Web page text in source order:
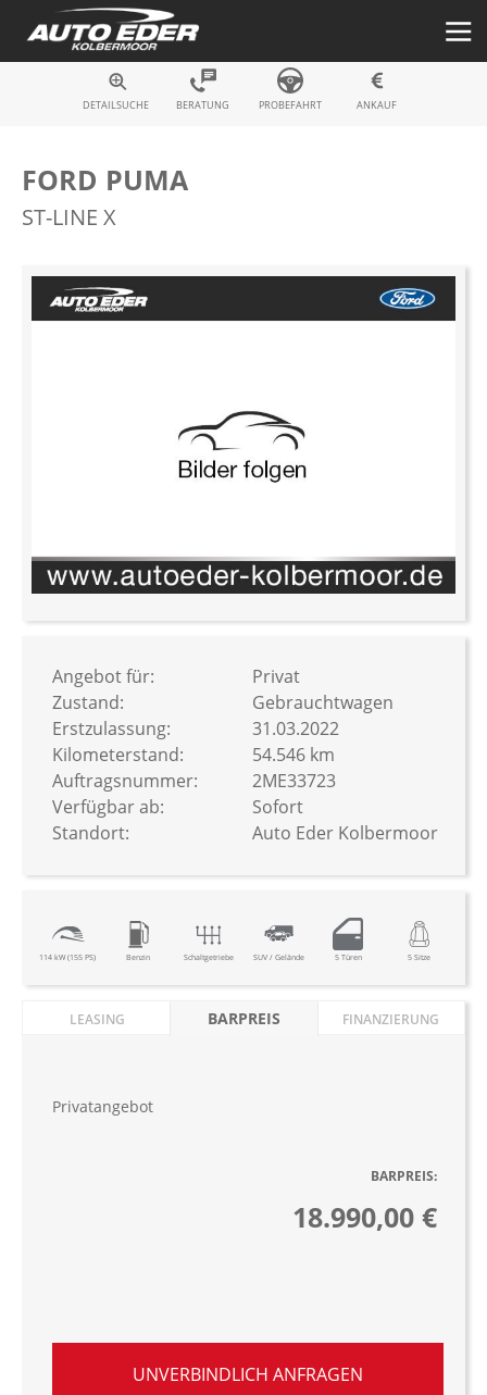
Fahrzeugsuche
DETAILSUCHE BERATUNG PROBEFAHRT ANKAUF
FORD PUMA
ST-LINE X
Ende
der
Anfang
Bildergalerie
springen
114 kW (155 PS) Benzin Schaltgetriebe SUV / Gelände 5 Türen 5 Sitze
Angebot für:
Privat
Zustand:
Gebrauchtwagen
Erstzulassung:
31.03.2022
Kilometerstand:
54.546 km
Auftragsnummer:
2ME33723
Verfügbar ab:
Sofort
Standort:
Auto Eder Kolbermoor
LEASING BARPREIS FINANZIERUNG
Privatangebot
BARPREIS:
18.990,00 €
UNVERBINDLICH ANFRAGEN